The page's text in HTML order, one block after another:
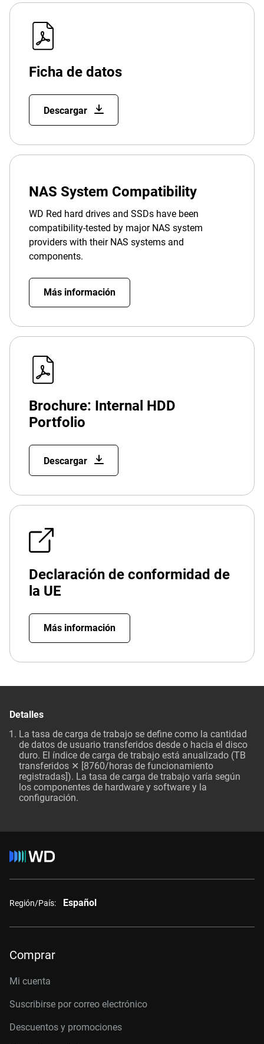
Ficha de datos
Descargar
NAS System Compatibility
WD Red hard drives and SSDs have been
compatibility-tested by major NAS system
providers with their NAS systems and
components.
Más información
Brochure: Internal HDD
Portfolio
Descargar
Declaración de conformidad de
la UE
Más información
Detalles
La tasa de carga de trabajo se define como la cantidad
de datos de usuario transferidos desde o hacia el disco
duro. El índice de carga de trabajo está anualizado (TB
transferidos ✕ [8760/horas de funcionamiento
registradas]). La tasa de carga de trabajo varía según
los componentes de hardware y software y la
configuración.
Región/País: Español
Comprar
Mi cuenta
Suscribirse por correo electrónico
Descuentos y promociones